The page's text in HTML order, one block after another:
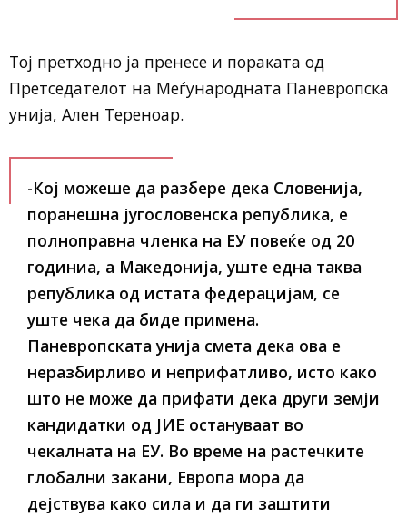
Тој претходно ја пренесе и пораката од
Претседателот на Меѓународната Паневропска
унија, Ален Терeноар.
-Кој можеше да разбере дека Словенија,
поранешна југословенска република, е
полноправна членка на ЕУ повеќе од 20
годиниа, а Македонија, уште една таква
република од истата федерацијам, се
уште чека да биде примена.
Паневропската унија смета дека ова е
неразбирливо и неприфатливо, исто како
што не може да прифати дека други земји
кандидатки од ЈИЕ остануваат во
чекалната на ЕУ. Во време на растечките
глобални закани, Европа мора да
дејствува како сила и да ги заштити